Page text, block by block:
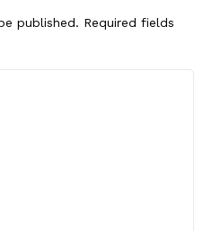
published. Required fields